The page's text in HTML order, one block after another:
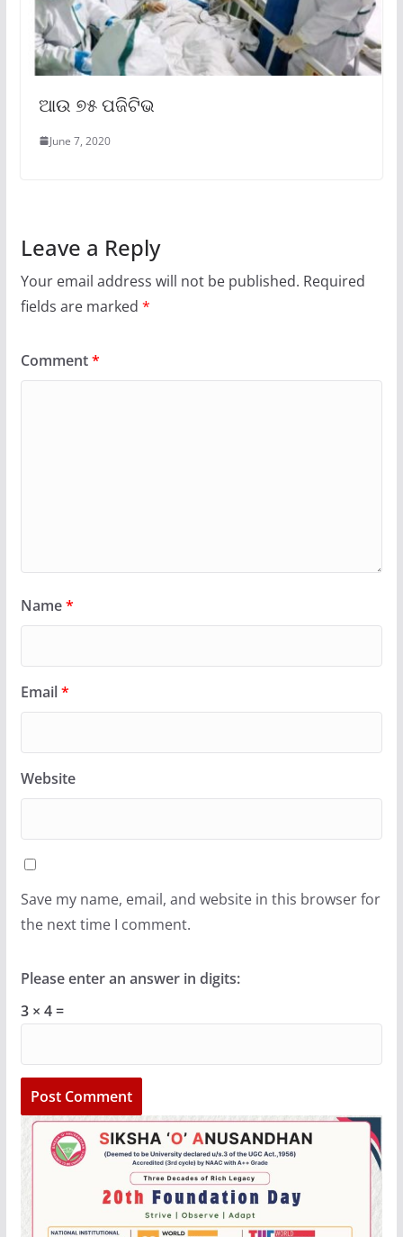
ଆଉ ୭୫ ପଜିଟିଭ
June 7, 2020
Leave a Reply
Your email address will not be published. Required
fields are marked *
Comment*
Name*
Email*
Website
Save my name, email, and website in this browser for
the next time I comment.
Please enter an answer in digits:
3 × 4 =